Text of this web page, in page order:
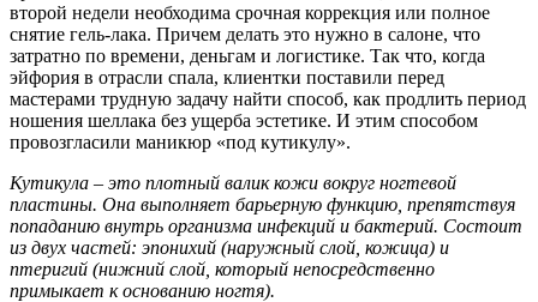
второй недели необходима срочная коррекция или полное
снятие гель-лака. Причем делать это нужно в салоне, что
затратно по времени, деньгам и логистике. Так что, когда
эйфория в отрасли спала, клиентки поставили перед
мастерами трудную задачу найти способ, как продлить период
ношения шеллака без ущерба эстетике. И этим способом
провозгласили маникюр «под кутикулу».
Кутикула – это плотный валик кожи вокруг ногтевой
пластины. Она выполняет барьерную функцию, препятствуя
попаданию внутрь организма инфекций и бактерий. Состоит
из двух частей: эпонихий (наружный слой, кожица) и
птеригий (нижний слой, который непосредственно
примыкает к основанию ногтя).